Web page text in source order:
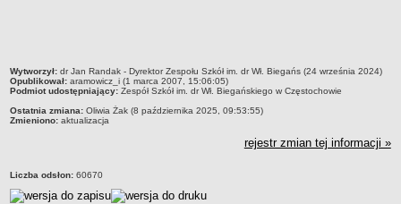
metryczka
Wytworzył: dr Jan Randak - Dyrektor Zespołu Szkół im. dr Wł. Biegańs (24 września 2024)
Opublikował: aramowicz_i (1 marca 2007, 15:06:05)
Podmiot udostępniający: Zespół Szkół im. dr Wł. Biegańskiego w Częstochowie
Ostatnia zmiana: Oliwia Żak (8 października 2025, 09:53:55)
Zmieniono: aktualizacja
rejestr zmian tej informacji »
Liczba odsłon: 60670